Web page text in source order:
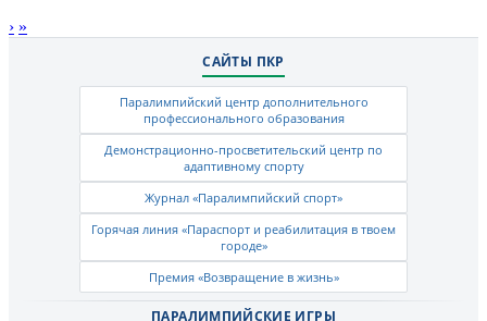
› »
САЙТЫ ПКР
Паралимпийский центр дополнительного
профессионального образования
Демонстрационно-просветительский центр по
адаптивному спорту
Журнал «Паралимпийский спорт»
Горячая линия «Параспорт и реабилитация в твоем
городе»
Премия «Возвращение в жизнь»
ПАРАЛИМПИЙСКИЕ ИГРЫ